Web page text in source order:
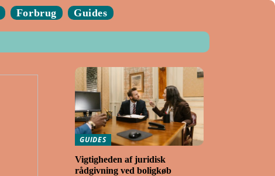
Forbrug Guides
GUIDES
Vigtigheden af juridisk
rådgivning ved boligkøb